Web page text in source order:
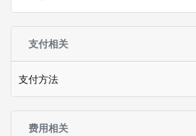
支付相关
支付方法
费用相关